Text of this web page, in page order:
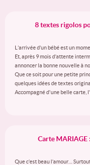
8 textes rigolos
L’arrivée d’un bébé est un
Et, après 9 mois d’attente
annoncer la bonne nouvelle à
Que ce soit pour une petite
quelques idées de textes
Accompagné d'une belle carte,
Carte
Que c’est beau l’amour…